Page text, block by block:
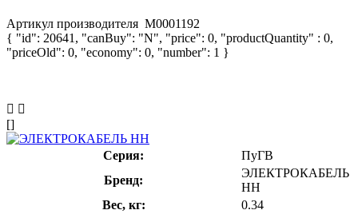
Артикул производителя M0001192
{ "id": 20641, "canBuy": "N", "price": 0, "productQuantity" : 0,
"priceOld": 0, "economy": 0, "number": 1 }
[]
Серия:
ПуГВ
Бренд:
ЭЛЕКТРОКАБЕЛЬ
НН
Вес, кг:
0.34